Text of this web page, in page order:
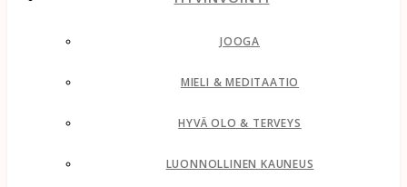
JOOGA
MIELI & MEDITAATIO
HYVÄ OLO & TERVEYS
LUONNOLLINEN KAUNEUS